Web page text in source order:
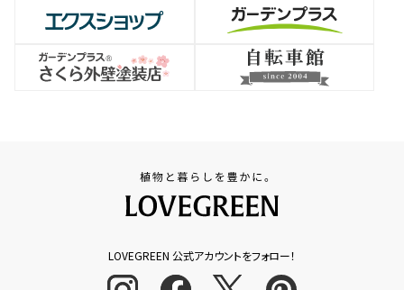
LOVEGREEN 公式アカウントをフォロー！